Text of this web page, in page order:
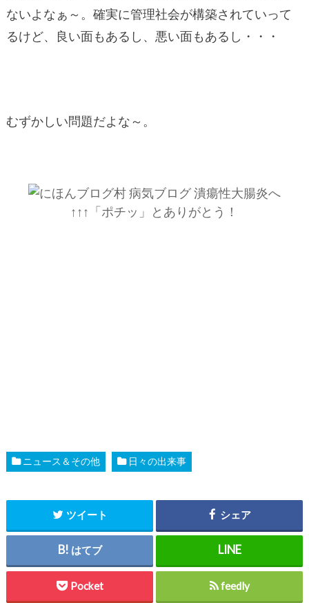
ないよなぁ～。確実に管理社会が構築されていって
るけど、良い面もあるし、悪い面もあるし・・・
むずかしい問題だよな～。
↑↑↑「ポチッ」とありがとう！
ニュース＆その他 日々の出来事
ツイート シェア
はてブ
Pocket feedly